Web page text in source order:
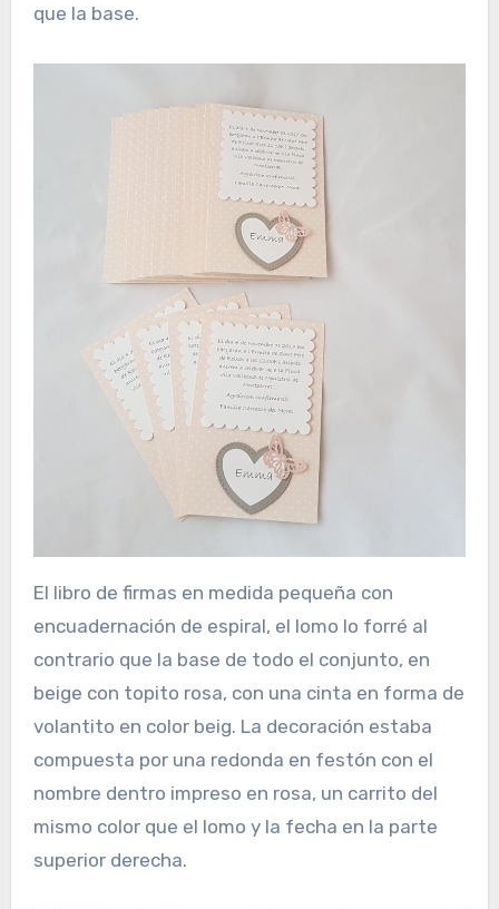
que la base.
El libro de firmas en medida pequeña con
encuadernación de espiral, el lomo lo forré al
contrario que la base de todo el conjunto, en
beige con topito rosa, con una cinta en forma de
volantito en color beig. La decoración estaba
compuesta por una redonda en festón con el
nombre dentro impreso en rosa, un carrito del
mismo color que el lomo y la fecha en la parte
superior derecha.